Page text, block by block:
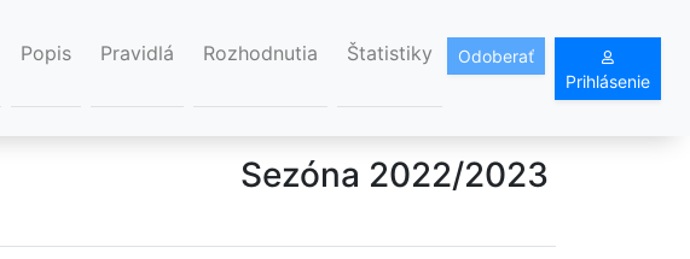
Popis Pravidlá Rozhodnutia Štatistiky
Odoberať
Prihlásenie
Sezóna 2022/2023